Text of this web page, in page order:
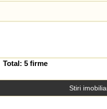
Total: 5 firme
Stiri